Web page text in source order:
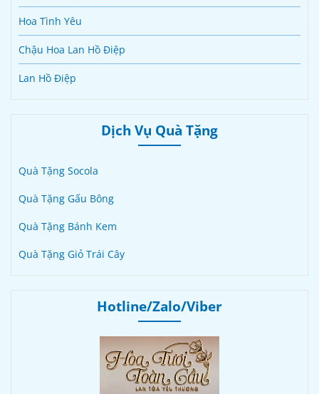
Hoa Tình Yêu
Chậu Hoa Lan Hồ Điệp
Lan Hồ Điệp
Dịch Vụ Quà Tặng
Quà Tặng Socola
Quà Tặng Gấu Bông
Quà Tặng Bánh Kem
Quà Tặng Giỏ Trái Cây
Hotline/Zalo/Viber